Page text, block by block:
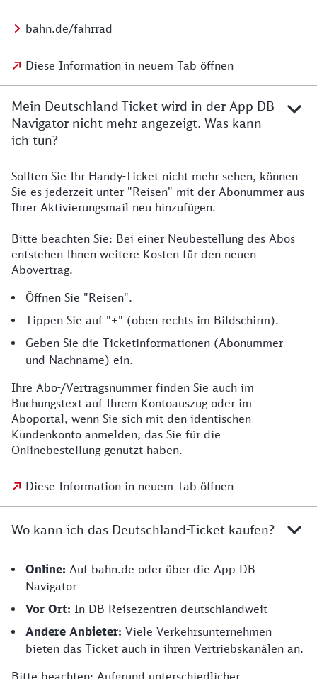
bahn.de/fahrrad
Diese Information in neuem Tab öffnen
Mein Deutschland-Ticket wird in der App DB
Navigator nicht mehr angezeigt. Was kann
ich tun?
Sollten Sie Ihr Handy-Ticket nicht mehr sehen, können
Sie es jederzeit unter "Reisen" mit der Abonummer aus
Ihrer Aktivierungsmail neu hinzufügen.
Bitte beachten Sie: Bei einer Neubestellung des Abos
entstehen Ihnen weitere Kosten für den neuen
Abovertrag.
Öffnen Sie "Reisen".
Tippen Sie auf "+" (oben rechts im Bildschirm).
Geben Sie die Ticketinformationen (Abonummer
und Nachname) ein.
Ihre Abo-/Vertragsnummer finden Sie auch im
Buchungstext auf Ihrem Kontoauszug oder im
Aboportal, wenn Sie sich mit den identischen
Kundenkonto anmelden, das Sie für die
Onlinebestellung genutzt haben.
Diese Information in neuem Tab öffnen
Wo kann ich das Deutschland-Ticket kaufen?
Online: Auf bahn.de oder über die App DB
Navigator
Vor Ort: In DB Reisezentren deutschlandweit
Andere Anbieter: Viele Verkehrsunternehmen
bieten das Ticket auch in ihren Vertriebskanälen an.
Bitte beachten: Aufgrund unterschiedlicher